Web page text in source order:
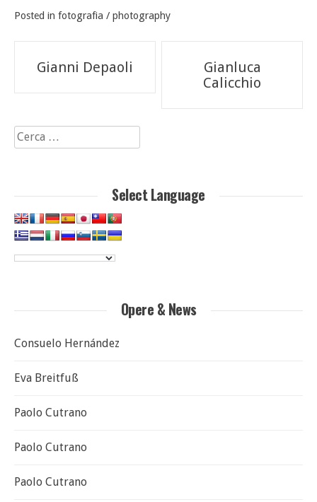
Posted in fotografia / photography
Navigazione
articoli
Gianni Depaoli
Gianluca
Calicchio
Ricerca
per:
Select Language
Opere & News
Consuelo Hernández
Eva Breitfuß
Paolo Cutrano
Paolo Cutrano
Paolo Cutrano